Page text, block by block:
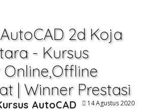
2d Koja
- Kursus
| Winner Prestasi
14 Agustus 2020
AutoCAD